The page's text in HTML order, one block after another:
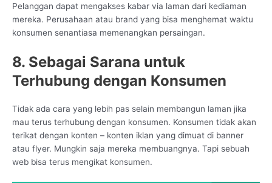
Pelanggan dapat mengakses kabar via laman dari kediaman
mereka. Perusahaan atau brand yang bisa menghemat waktu
konsumen senantiasa memenangkan persaingan.
8. Sebagai Sarana untuk
Terhubung dengan Konsumen
Tidak ada cara yang lebih pas selain membangun laman jika
mau terus terhubung dengan konsumen. Konsumen tidak akan
terikat dengan konten – konten iklan yang dimuat di banner
atau flyer. Mungkin saja mereka membuangnya. Tapi sebuah
web bisa terus mengikat konsumen.
CS Lenteraweb
Online